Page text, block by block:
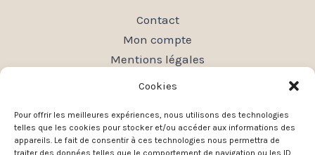
Cookies
Pour offrir les meilleures expériences, nous utilisons des technologies
telles que les cookies pour stocker et/ou accéder aux informations des
appareils. Le fait de consentir à ces technologies nous permettra de
traiter des données telles que le comportement de navigation ou les ID
Contact
Mon compte
Mentions légales
Conditions générales de vente
Plan du site